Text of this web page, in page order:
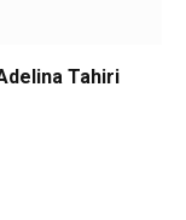
Tahiri